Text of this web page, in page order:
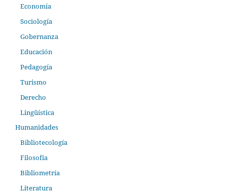
Economía
Sociología
Gobernanza
Educación
Pedagogía
Turismo
Derecho
Lingüística
Humanidades
Bibliotecología
Filosofía
Bibliometría
Literatura